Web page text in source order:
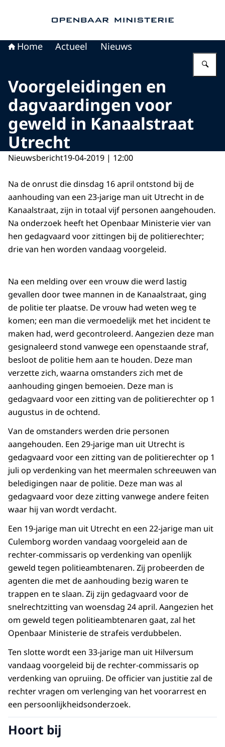
Home Actueel Nieuws
Voorgeleidingen en
dagvaardingen voor
geweld in Kanaalstraat
Utrecht
Nieuwsbericht19-04-2019 | 12:00
Na de onrust die dinsdag 16 april ontstond bij de
aanhouding van een 23-jarige man uit Utrecht in de
Kanaalstraat, zijn in totaal vijf personen aangehouden.
Na onderzoek heeft het Openbaar Ministerie vier van
hen gedagvaard voor zittingen bij de politierechter;
drie van hen worden vandaag voorgeleid.
Na een melding over een vrouw die werd lastig
gevallen door twee mannen in de Kanaalstraat, ging
de politie ter plaatse. De vrouw had weten weg te
komen; een man die vermoedelijk met het incident te
maken had, werd gecontroleerd. Aangezien deze man
gesignaleerd stond vanwege een openstaande straf,
besloot de politie hem aan te houden. Deze man
verzette zich, waarna omstanders zich met de
aanhouding gingen bemoeien. Deze man is
gedagvaard voor een zitting van de politierechter op 1
augustus in de ochtend.
Van de omstanders werden drie personen
aangehouden. Een 29-jarige man uit Utrecht is
gedagvaard voor een zitting van de politierechter op 1
juli op verdenking van het meermalen schreeuwen van
beledigingen naar de politie. Deze man was al
gedagvaard voor deze zitting vanwege andere feiten
waar hij van wordt verdacht.
Een 19-jarige man uit Utrecht en een 22-jarige man uit
Culemborg worden vandaag voorgeleid aan de
rechter-commissaris op verdenking van openlijk
geweld tegen politieambtenaren. Zij probeerden de
agenten die met de aanhouding bezig waren te
trappen en te slaan. Zij zijn gedagvaard voor de
snelrechtzitting van woensdag 24 april. Aangezien het
om geweld tegen politieambtenaren gaat, zal het
Openbaar Ministerie de strafeis verdubbelen.
Ten slotte wordt een 33-jarige man uit Hilversum
vandaag voorgeleid bij de rechter-commissaris op
verdenking van opruiing. De officier van justitie zal de
rechter vragen om verlenging van het voorarrest en
een persoonlijkheidsonderzoek.
Hoort bij